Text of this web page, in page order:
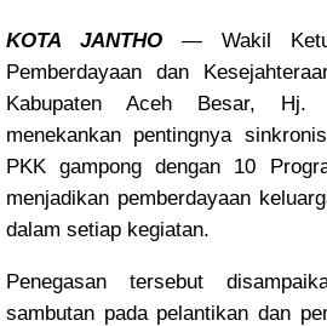
KOTA JANTHO — Wakil
Pemberdayaan dan
Kabupaten Aceh Besar,
menekankan pentingnya
PKK gampong dengan 10
menjadikan pemberdayaan
dalam setiap kegiatan.
Penegasan tersebut
sambutan pada pelantikan dan